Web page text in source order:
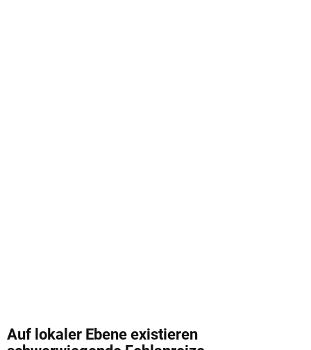
Auf lokaler Ebene existieren